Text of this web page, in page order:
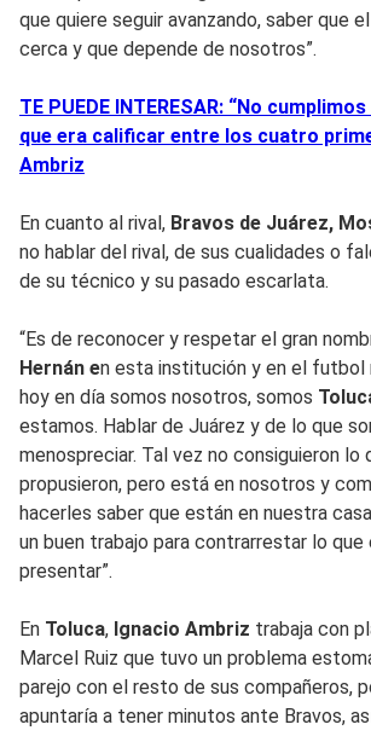
que quiere seguir avanzando, saber que
cerca y que depende de nosotros”.
TE PUEDE INTERESAR: “No
que era calificar entre los cuatro
Ambriz
En cuanto al rival, Bravos de Juárez,
no hablar del rival, de sus cualidades o
de su técnico y su pasado escarlata.
“Es de reconocer y respetar el gran
Hernán en esta institución y en el futbol
hoy en día somos nosotros, somos
estamos. Hablar de Juárez y de lo que
menospreciar. Tal vez no consiguieron lo
propusieron, pero está en nosotros y
hacerles saber que están en nuestra
un buen trabajo para contrarrestar lo que
presentar”.
En Toluca, Ignacio Ambriz trabaja con
Marcel Ruiz que tuvo un problema
parejo con el resto de sus compañeros,
apuntaría a tener minutos ante Bravos,